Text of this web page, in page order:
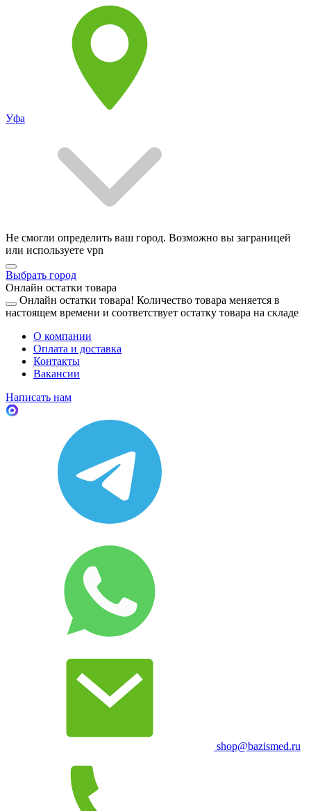
Уфа
Не смогли определить ваш город. Возможно вы заграницей
или используете vpn
Выбрать город
Онлайн остатки товара
Онлайн остатки товара! Количество товара меняется в
настоящем времени и соответствует остатку товара на складе
О компании
Оплата и доставка
Контакты
Вакансии
Написать нам
shop@bazismed.ru